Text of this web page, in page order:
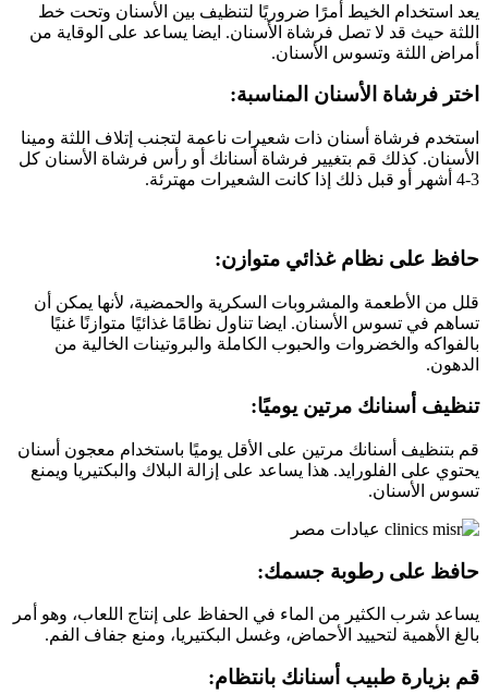
يعد استخدام الخيط أمرًا ضروريًا لتنظيف بين الأسنان وتحت خط
اللثة حيث قد لا تصل فرشاة الأسنان. ايضا يساعد على الوقاية من
أمراض اللثة وتسوس الأسنان.
اختر فرشاة الأسنان المناسبة:
استخدم فرشاة أسنان ذات شعيرات ناعمة لتجنب إتلاف اللثة ومينا
الأسنان. كذلك قم بتغيير فرشاة أسنانك أو رأس فرشاة الأسنان كل
3-4 أشهر أو قبل ذلك إذا كانت الشعيرات مهترئة.
حافظ على نظام غذائي متوازن:
قلل من الأطعمة والمشروبات السكرية والحمضية، لأنها يمكن أن
تساهم في تسوس الأسنان. ايضا تناول نظامًا غذائيًا متوازنًا غنيًا
بالفواكه والخضروات والحبوب الكاملة والبروتينات الخالية من
الدهون.
تنظيف أسنانك مرتين يوميًا:
قم بتنظيف أسنانك مرتين على الأقل يوميًا باستخدام معجون أسنان
يحتوي على الفلورايد. هذا يساعد على إزالة البلاك والبكتيريا ويمنع
تسوس الأسنان.
حافظ على رطوبة جسمك:
يساعد شرب الكثير من الماء في الحفاظ على إنتاج اللعاب، وهو أمر
بالغ الأهمية لتحييد الأحماض، وغسل البكتيريا، ومنع جفاف الفم.
قم بزيارة طبيب أسنانك بانتظام: